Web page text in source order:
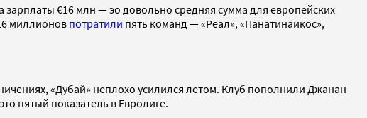
зарплаты €16 млн — эо довольно средняя сумма для европейских
миллионовпотратили пять команд — «Реал», «Панатинаикос»,
«Дубай» неплохо усилился летом. Клуб пополнили Джанан
пятый показатель в Евролиге.